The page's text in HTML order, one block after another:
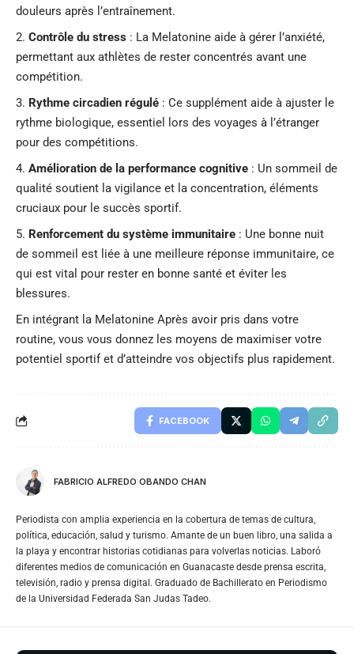
douleurs après l’entraînement.
Contrôle du stress : La Melatonine aide à gérer l’anxiété,
permettant aux athlètes de rester concentrés avant une
compétition.
Rythme circadien régulé : Ce supplément aide à ajuster le
rythme biologique, essentiel lors des voyages à l’étranger
pour des compétitions.
Amélioration de la performance cognitive : Un sommeil de
qualité soutient la vigilance et la concentration, éléments
cruciaux pour le succès sportif.
Renforcement du système immunitaire : Une bonne nuit
de sommeil est liée à une meilleure réponse immunitaire, ce
qui est vital pour rester en bonne santé et éviter les
blessures.
En intégrant la Melatonine Après avoir pris dans votre
routine, vous vous donnez les moyens de maximiser votre
potentiel sportif et d’atteindre vos objectifs plus rapidement.
FACEBOOK
FABRICIO ALFREDO OBANDO CHAN
Periodista con amplia experiencia en la cobertura de temas de cultura,
política, educación, salud y turismo. Amante de un buen libro, una salida a
la playa y encontrar historias cotidianas para volverlas noticias. Laboró
diferentes medios de comunicación en Guanacaste desde prensa escrita,
televisión, radio y prensa digital. Graduado de Bachillerato en Periodismo
de la Universidad Federada San Judas Tadeo.